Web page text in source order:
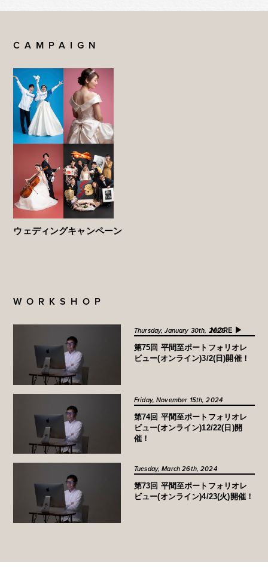
CAMPAIGN
ウェディングキャンペーン
WORKSHOP
MORE ▶︎
Thursday, January 30th, 2025
第75回 平間至ポートフォリオレ
ビュー(オンライン)3/2(日)開催！
Friday, November 15th, 2024
第74回 平間至ポートフォリオレ
ビュー(オンライン)12/22(日)開
催！
Tuesday, March 26th, 2024
第73回 平間至ポートフォリオレ
ビュー(オンライン)4/23(火)開催！